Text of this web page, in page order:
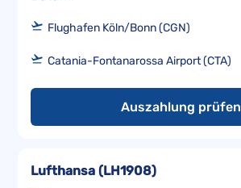
Flughafen Köln/Bonn (CGN)
Catania-Fontanarossa Airport (CTA)
Auszahlung prüfen
Lufthansa (LH1908)